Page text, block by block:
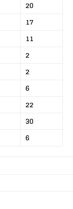
20
17
11
2
2
6
22
30
6